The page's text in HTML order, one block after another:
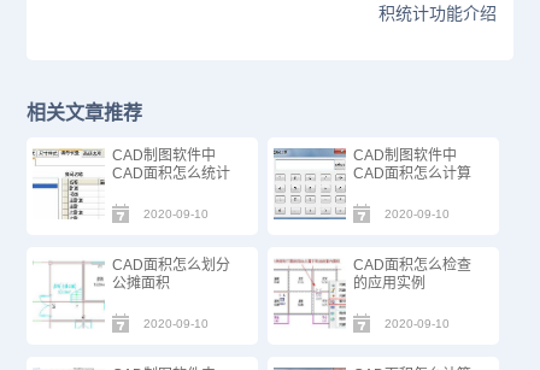
积统计功能介绍
相关文章推荐
CAD制图软件中
CAD面积怎么统计
2020-09-10
CAD制图软件中
CAD面积怎么计算
2020-09-10
CAD面积怎么划分
公摊面积
2020-09-10
CAD面积怎么检查
的应用实例
2020-09-10